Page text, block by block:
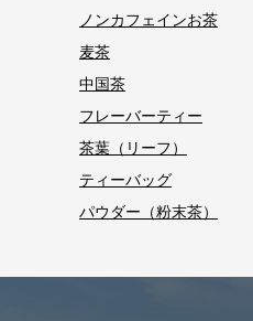
ノンカフェインお茶
麦茶
中国茶
フレーバーティー
茶葉（リーフ）
ティーバッグ
パウダー（粉末茶）